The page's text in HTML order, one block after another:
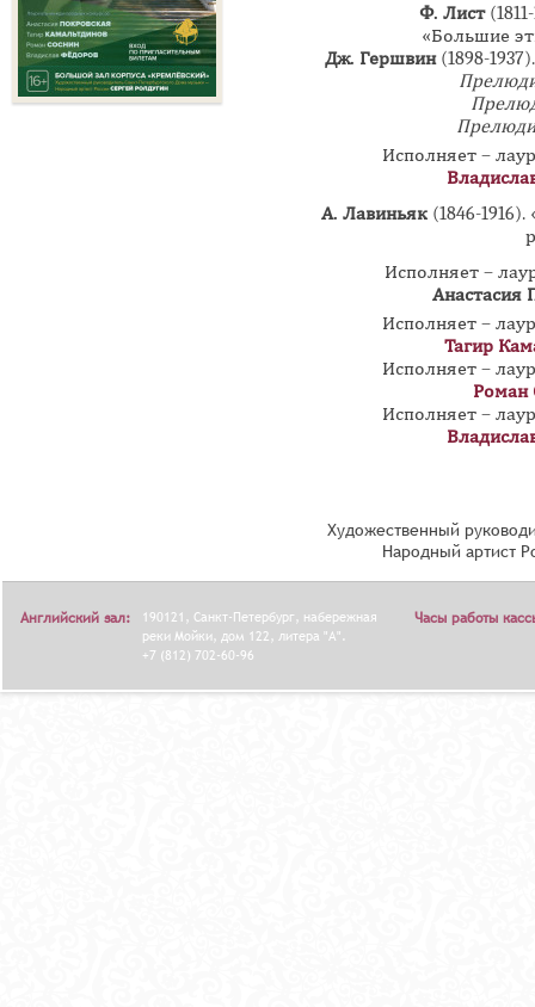
Ф. Лист
«Большие
Дж. Гершвин (1898-
Исполняет –
А. Лавиньяк (1846-
Исполняет –
Анастасия
Исполняет –
Тагир
Исполняет –
Роман
Исполняет –
Художественный
Народный артист
Английский зал:
190121, Санкт-Петербург, набережная
реки Мойки, дом 122, литера "А".
+7 (812) 702-60-96
Часы работы